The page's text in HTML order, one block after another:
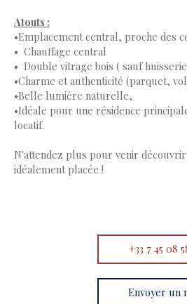
Atouts :
•Emplacement central, proche des
Chauffage central
Double vitrage bois ( sauf
•Charme et authenticité (parquet,
•Belle lumière naturelle,
•Idéale pour une résidence
locatif.
N'attendez plus pour venir
idéalement placée !
+33 7 45 08
Envoyer un